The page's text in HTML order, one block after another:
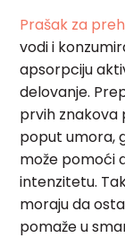
Prašak za
vodi i
apsorpciju
delovanje.
prvih znakova
poput umora,
može pomoći
intenzitetu.
moraju da
pomaže u